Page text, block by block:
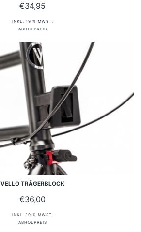
€34,95
INKL. 19 % MWST.
ABHOLPREIS
VELLO TRÄGERBLOCK
€36,00
INKL. 19 % MWST.
ABHOLPREIS